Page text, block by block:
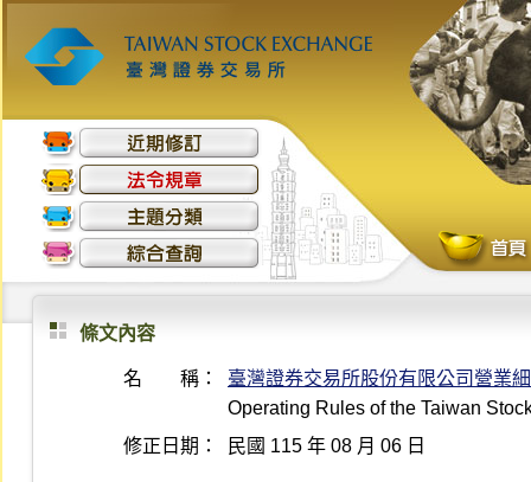
條文內容
名 稱：
臺灣證券交易所股份有限公司營業
Operating Rules of the Taiwan
修正日期：
民國 115 年 08 月 06 日